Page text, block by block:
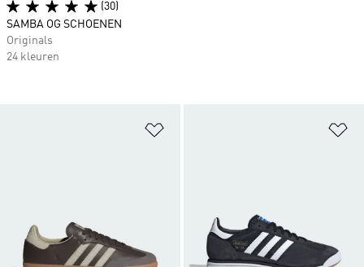
(30)
SAMBA OG SCHOENEN
Originals
24 kleuren